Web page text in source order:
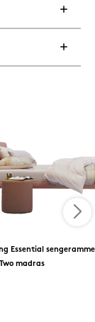
Essential
madras